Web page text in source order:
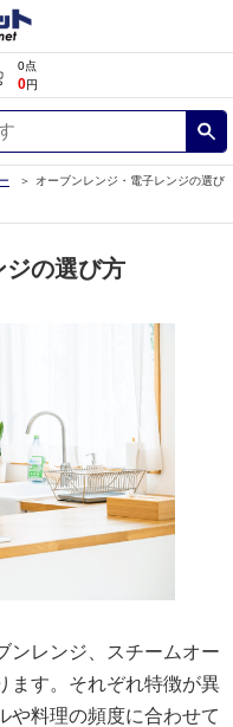
0点
0円
オーブンレンジ・電子レンジの選び
ジの選び方
ンレンジ、スチームオー
ます。それぞれ特徴が異
や料理の頻度に合わせて